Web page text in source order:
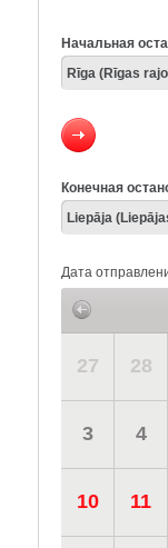
Начальная
Конечная
Дата
27 28
3 4
10 11